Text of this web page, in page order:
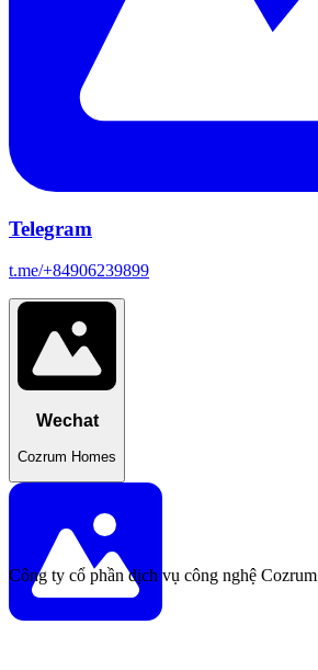
Telegram
t.me/+84906239899
Wechat
Cozrum Homes
Công ty cổ phần dịch vụ công nghệ Cozrum